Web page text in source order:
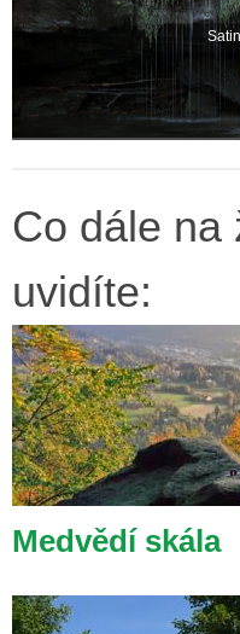
Co dále na
uvidíte:
Medvědí skála